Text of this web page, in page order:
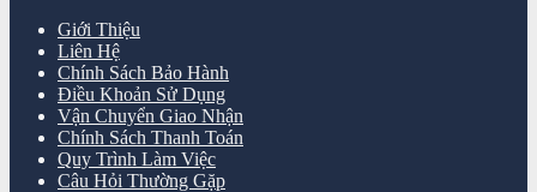
Giới Thiệu
Liên Hệ
Chính Sách Bảo Hành
Điều Khoản Sử Dụng
Vận Chuyển Giao Nhận
Chính Sách Thanh Toán
Quy Trình Làm Việc
Câu Hỏi Thường Gặp